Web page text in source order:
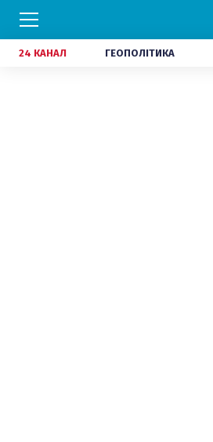
24 КАНАЛ ГЕОПОЛІТИКА